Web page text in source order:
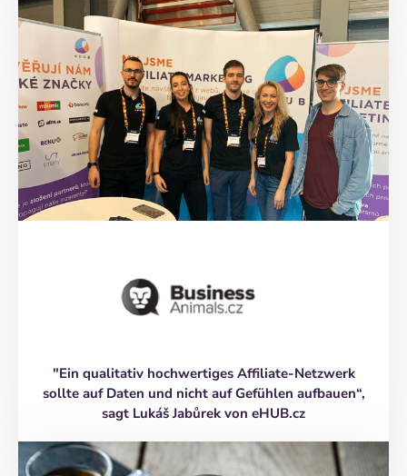
"Ein qualitativ hochwertiges Affiliate-Netzwerk
sollte auf Daten und nicht auf Gefühlen aufbauen“,
sagt Lukáš Jabůrek von eHUB.cz